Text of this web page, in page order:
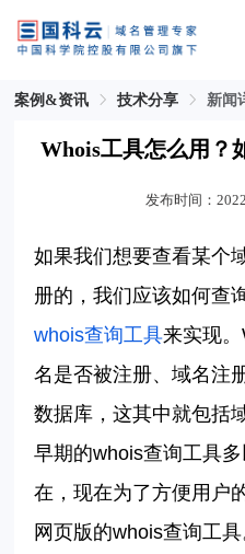
案例&资讯 技术分享 新闻
Whois工具怎么用？
发布时间：
如果我们想要查看某个
册的，我们应该如何查
whois查询工具来实现
名是否被注册、域名注
数据库，这其中就包括
早期的whois查询工具
在，现在为了方便用户
网页版的whois查询工